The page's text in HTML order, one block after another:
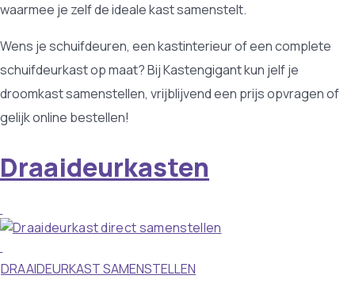
waarmee je zelf de ideale kast samenstelt.
Wens je schuifdeuren, een kastinterieur of een complete
schuifdeurkast op maat? Bij Kastengigant kun jelf je
droomkast samenstellen, vrijblijvend een prijs opvragen of
gelijk online bestellen!
Draaideurkasten
DRAAIDEURKAST SAMENSTELLEN